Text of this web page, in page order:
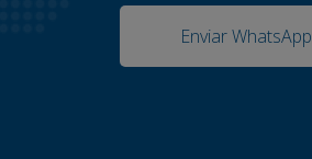
Enviar WhatsApp